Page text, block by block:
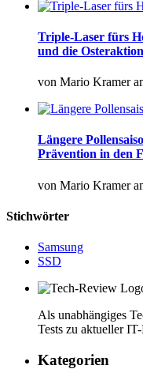
Triple-Laser fürs
und die Osteraktion
von Mario Kramer
Längere
Prävention in den
von Mario Kramer
Stichwörter
Samsung
SSD
Als unabhängiges
Tests zu aktueller
Kategorien